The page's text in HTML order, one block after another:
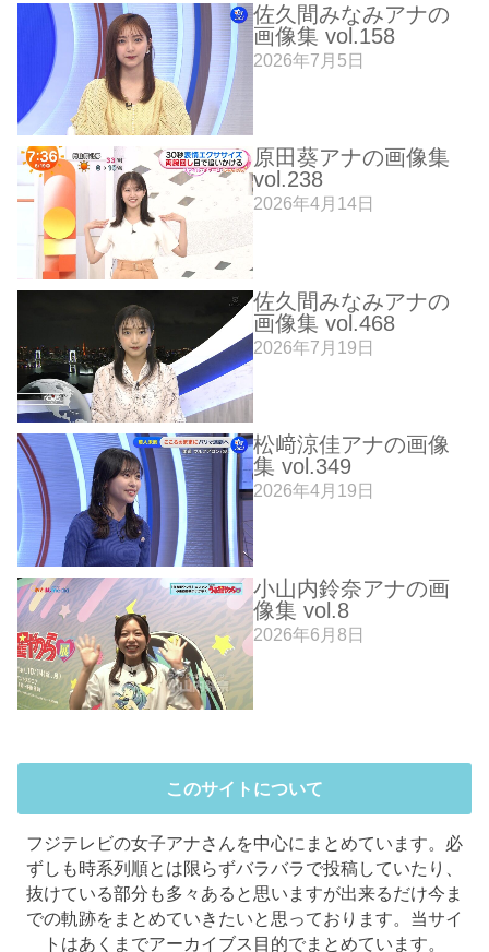
佐久間みなみアナの
画像集 vol.158
2026年7月5日
原田葵アナの画像集
vol.238
2026年4月14日
佐久間みなみアナの
画像集 vol.468
2026年7月19日
松﨑涼佳アナの画像
集 vol.349
2026年4月19日
小山内鈴奈アナの画
像集 vol.8
2026年6月8日
このサイトについて
フジテレビの女子アナさんを中心にまとめています。必
ずしも時系列順とは限らずバラバラで投稿していたり、
抜けている部分も多々あると思いますが出来るだけ今ま
での軌跡をまとめていきたいと思っております。当サイ
トはあくまでアーカイブス目的でまとめています。